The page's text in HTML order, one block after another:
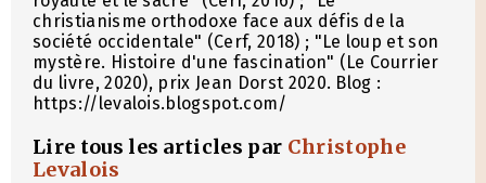
christianisme orthodoxe face aux défis de la
société occidentale" (Cerf, 2018) ; "Le loup et son
mystère. Histoire d'une fascination" (Le Courrier
du livre, 2020), prix Jean Dorst 2020. Blog :
https://levalois.blogspot.com/
Lire tous les articles par Christophe
Levalois